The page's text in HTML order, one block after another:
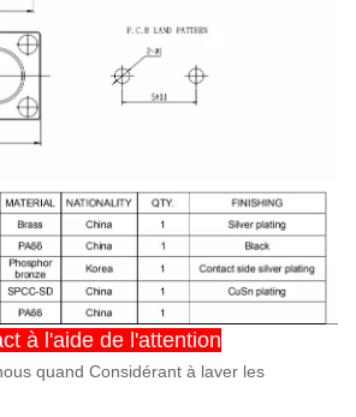
à l'aide de l'attention
quand Considérant à laver les